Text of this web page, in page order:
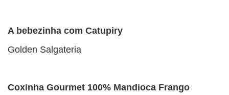
A bebezinha com Catupiry
Golden Salgateria
Coxinha Gourmet 100% Mandioca Frango